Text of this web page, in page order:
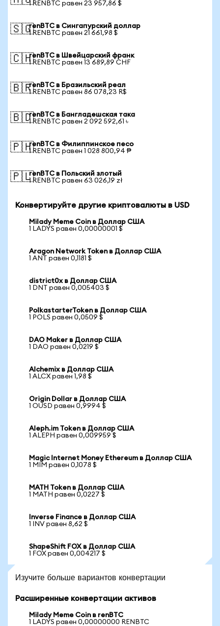
1 RENBTC равен 23 957,86 $
🇸🇬renBTC в Сингапурский доллар
1 RENBTC равен 21 661,98 $
🇨🇭renBTC в Швейцарский франк
1 RENBTC равен 13 689,89 CHF
🇧🇷renBTC в Бразильский реал
1 RENBTC равен 86 078,23 R$
🇧🇩renBTC в Бангладешская така
1 RENBTC равен 2 092 592,61 ৳
🇵🇭renBTC в Филиппинское песо
1 RENBTC равен 1 028 800,94 ₱
🇵🇱renBTC в Польский злотый
1 RENBTC равен 63 026,19 zł
Конвертируйте другие криптовалюты в USD
Milady Meme Coin в Доллар США
1 LADYS равен 0,00000001 $
Aragon Network Token в Доллар США
1 ANT равен 0,1181 $
district0x в Доллар США
1 DNT равен 0,005403 $
PolkastarterToken в Доллар США
1 POLS равен 0,0509 $
DAO Maker в Доллар США
1 DAO равен 0,0219 $
Alchemix в Доллар США
1 ALCX равен 1,98 $
Origin Dollar в Доллар США
1 OUSD равен 0,9994 $
Aleph.im Token в Доллар США
1 ALEPH равен 0,009959 $
Magic Internet Money Ethereum в Доллар США
1 MIM равен 0,1078 $
MATH Token в Доллар США
1 MATH равен 0,0227 $
Inverse Finance в Доллар США
1 INV равен 8,62 $
ShapeShift FOX в Доллар США
1 FOX равен 0,004217 $
Изучите больше вариантов конвертации
Расширенные конвертации активов
Milady Meme Coin в renBTC
1 LADYS равен 0,00000000 RENBTC